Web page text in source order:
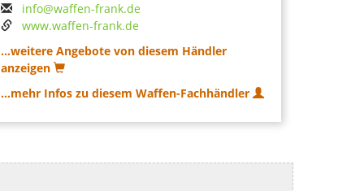
info@waffen-frank.de
www.waffen-frank.de
...weitere Angebote von diesem Händler
anzeigen
...mehr Infos zu diesem Waffen-Fachhändler